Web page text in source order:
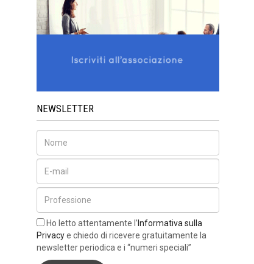
NEWSLETTER
Ho letto attentamente l’ Informativa sulla
Privacye chiedo di ricevere gratuitamente la
newsletter periodica e i “numeri speciali”